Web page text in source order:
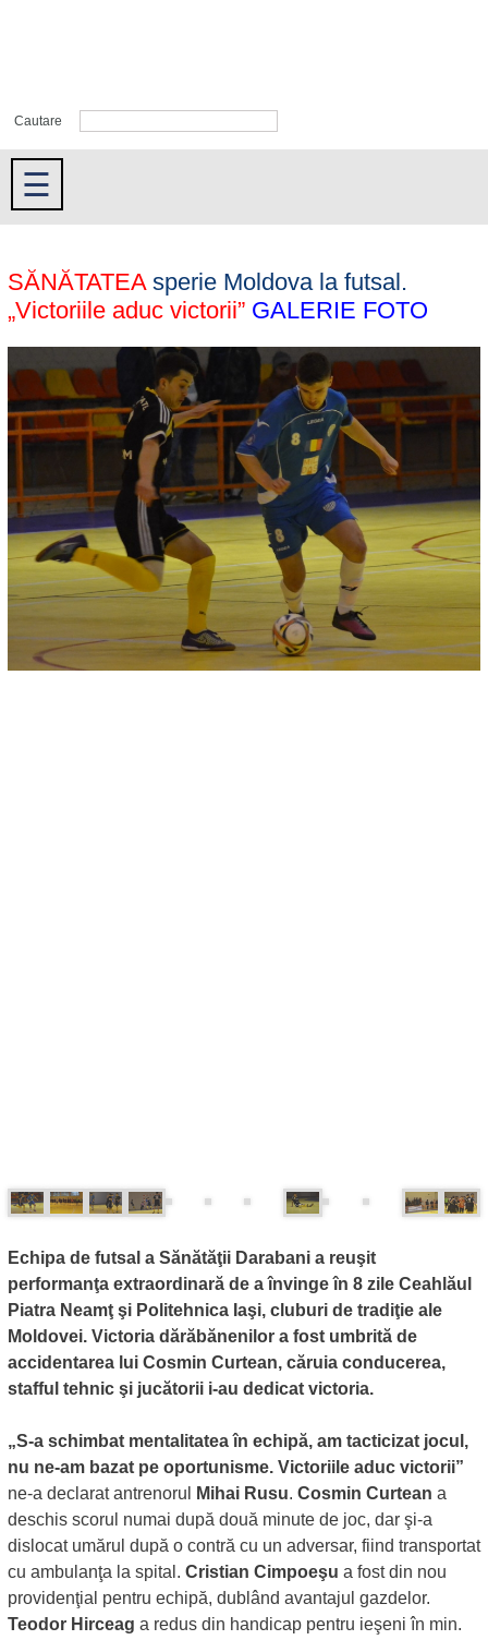
Cautare
☰
SĂNĂTATEA sperie Moldova la futsal.
„Victoriile aduc victorii” GALERIE FOTO
Echipa de futsal a Sănătăţii Darabani a reuşit
performanţa extraordinară de a învinge în 8 zile Ceahlăul
Piatra Neamţ şi Politehnica Iaşi, cluburi de tradiţie ale
Moldovei. Victoria dărăbănenilor a fost umbrită de
accidentarea lui Cosmin Curtean, căruia conducerea,
stafful tehnic şi jucătorii i-au dedicat victoria.
„S-a schimbat mentalitatea în echipă, am tacticizat jocul,
nu ne-am bazat pe oportunisme. Victoriile aduc victorii”
ne-a declarat antrenorul
Mihai Rusu. Cosmin Curtean a
deschis scorul numai după două minute de joc, dar şi-a
dislocat umărul după o contră cu un adversar, fiind transportat
cu ambulanţa la spital. Cristian Cimpoeşu a fost din nou
providenţial pentru echipă, dublând avantajul gazdelor.
Teodor Hirceag a redus din handicap pentru ieşeni în min.